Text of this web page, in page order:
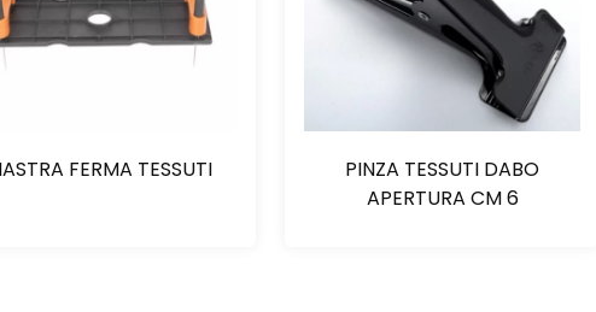
FERMA TESSUTI
PINZA TESSUTI DABO
APERTURA CM 6